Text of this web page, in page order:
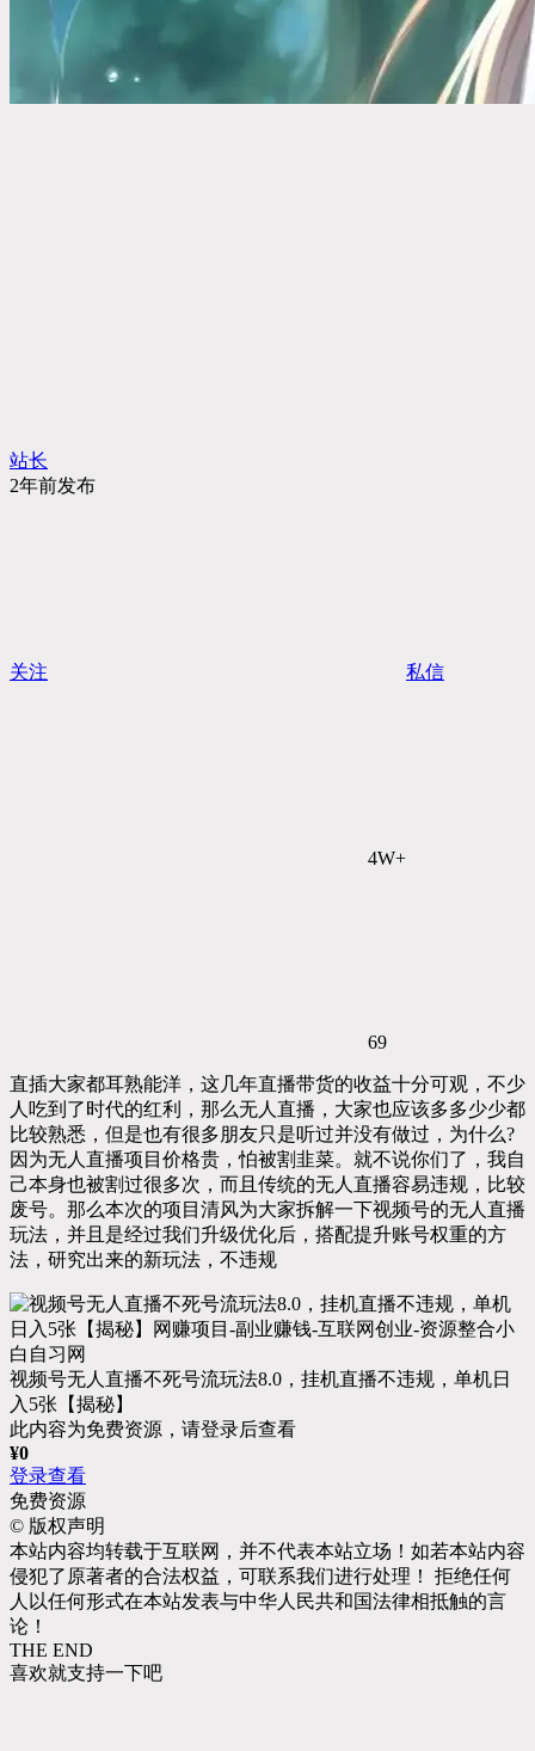
站长
2年前发布
关注 私信
4W+
69
直插大家都耳熟能洋，这几年直播带货的收益十分可观，不少
人吃到了时代的红利，那么无人直播，大家也应该多多少少都
比较熟悉，但是也有很多朋友只是听过并没有做过，为什么?
因为无人直播项目价格贵，怕被割韭菜。就不说你们了，我自
己本身也被割过很多次，而且传统的无人直播容易违规，比较
废号。那么本次的项目清风为大家拆解一下视频号的无人直播
玩法，并且是经过我们升级优化后，搭配提升账号权重的方
法，研究出来的新玩法，不违规
视频号无人直播不死号流玩法8.0，挂机直播不违规，单机日
入5张【揭秘】
此内容为免费资源，请登录后查看
¥0
登录查看
免费资源
© 版权声明
本站内容均转载于互联网，并不代表本站立场！如若本站内容
侵犯了原著者的合法权益，可联系我们进行处理！ 拒绝任何
人以任何形式在本站发表与中华人民共和国法律相抵触的言
论！
THE END
喜欢就支持一下吧